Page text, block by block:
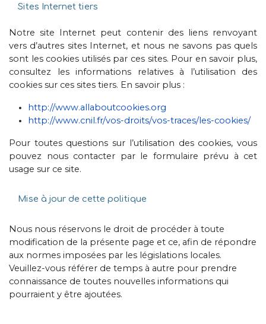
Sites Internet tiers
Notre site Internet peut contenir des liens renvoyant
vers d’autres sites Internet, et nous ne savons pas quels
sont les cookies utilisés par ces sites. Pour en savoir plus,
consultez les informations relatives à l’utilisation des
cookies sur ces sites tiers. En savoir plus :
http://www.allaboutcookies.org
http://www.cnil.fr/vos-droits/vos-traces/les-cookies/
Pour toutes questions sur l’utilisation des cookies, vous
pouvez nous contacter par le formulaire prévu à cet
usage sur ce site.
Mise à jour de cette politique
Nous nous réservons le droit de procéder à toute
modification de la présente page et ce, afin de répondre
aux normes imposées par les législations locales.
Veuillez-vous référer de temps à autre pour prendre
connaissance de toutes nouvelles informations qui
pourraient y être ajoutées.